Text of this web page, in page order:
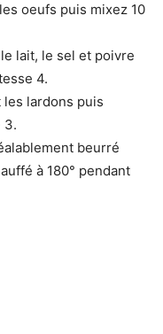
oeufs puis mixez 10
lait, le sel et poivre
4.
lardons puis
3.
beurré
à 180° pendant